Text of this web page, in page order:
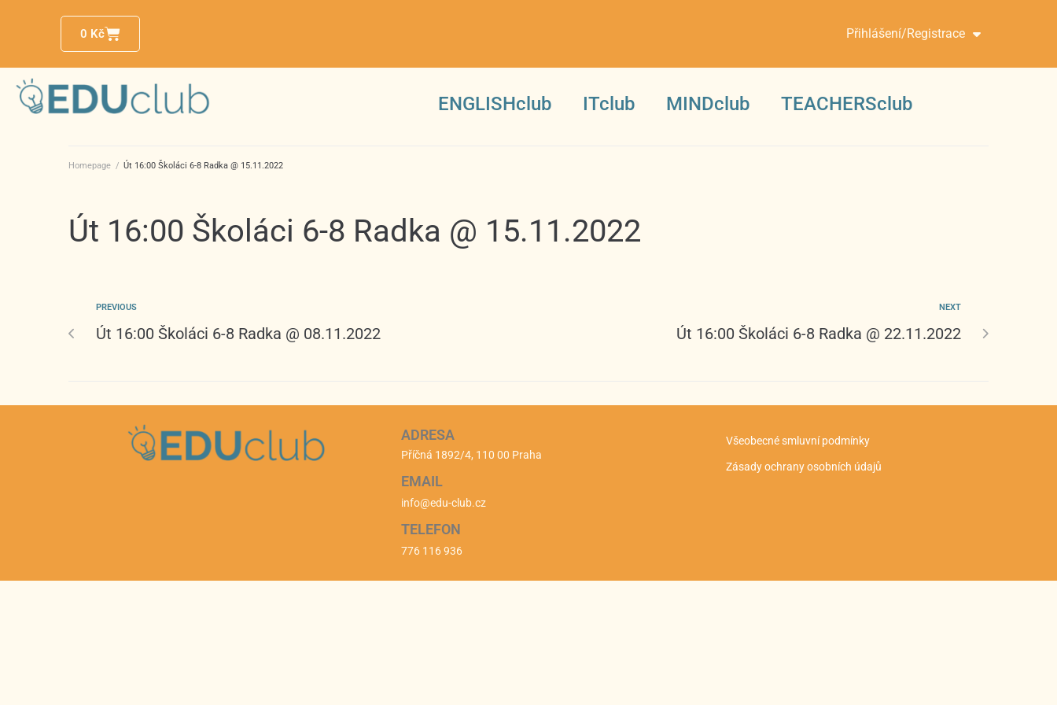
0 Kč Přihlášení/Registrace
ENGLISHclub ITclub MINDclub TEACHERSclub
Homepage / Út 16:00 Školáci 6-8 Radka @ 15.11.2022
Út 16:00 Školáci 6-8 Radka @ 15.11.2022
PREVIOUS
Út 16:00 Školáci 6-8 Radka @ 08.11.2022
NEXT
Út 16:00 Školáci 6-8 Radka @ 22.11.2022
ADRESA
Příčná 1892/4, 110 00 Praha
EMAIL
info@edu-club.cz
TELEFON
776 116 936
Všeobecné smluvní podmínky
Zásady ochrany osobních údajů